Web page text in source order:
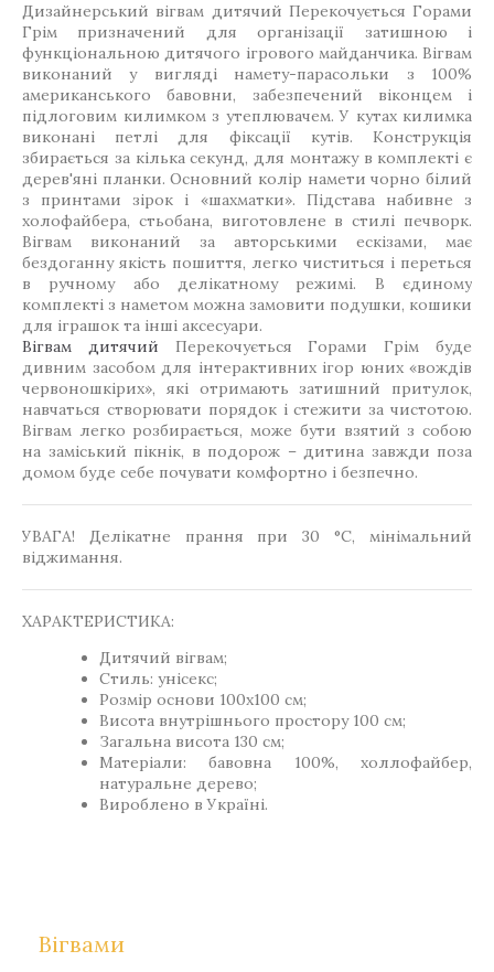
Дизайнерський вігвам дитячий Перекочується Горами
Грім призначений для організації затишною і
функціональною дитячого ігрового майданчика. Вігвам
виконаний у вигляді намету-парасольки з 100%
американського бавовни, забезпечений віконцем і
підлоговим килимком з утеплювачем. У кутах килимка
виконані петлі для фіксації кутів. Конструкція
збирається за кілька секунд, для монтажу в комплекті є
дерев'яні планки. Основний колір намети чорно білий
з принтами зірок і «шахматки». Підстава набивне з
холофайбера, стьобана, виготовлене в стилі печворк.
Вігвам виконаний за авторськими ескізами, має
бездоганну якість пошиття, легко чиститься і переться
в ручному або делікатному режимі. В єдиному
комплекті з наметом можна замовити подушки, кошики
для іграшок та інші аксесуари.
Вігвам дитячий Перекочується Горами Грім буде
дивним засобом для інтерактивних ігор юних «вождів
червоношкірих», які отримають затишний притулок,
навчаться створювати порядок і стежити за чистотою.
Вігвам легко розбирається, може бути взятий з собою
на заміський пікнік, в подорож – дитина завжди поза
домом буде себе почувати комфортно і безпечно.
УВАГА! Делікатне прання при 30 °C, мінімальний
віджимання.
ХАРАКТЕРИСТИКА:
Дитячий вігвам;
Стиль: унісекс;
Розмір основи 100х100 см;
Висота внутрішнього простору 100 см;
Загальна висота 130 см;
Матеріали: бавовна 100%, холлофайбер,
натуральне дерево;
Вироблено в Україні.
Вігвами